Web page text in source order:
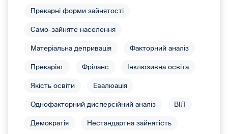
Прекарні форми зайнятості
Само-зайняте населення
Матеріальна депривація Факторний аналіз
Прекаріат Фріланс Інклюзивна освіта
Якість освіти Евалюація
Однофакторний дисперсійний аналіз ВІЛ
Демократія Нестандартна зайнятість